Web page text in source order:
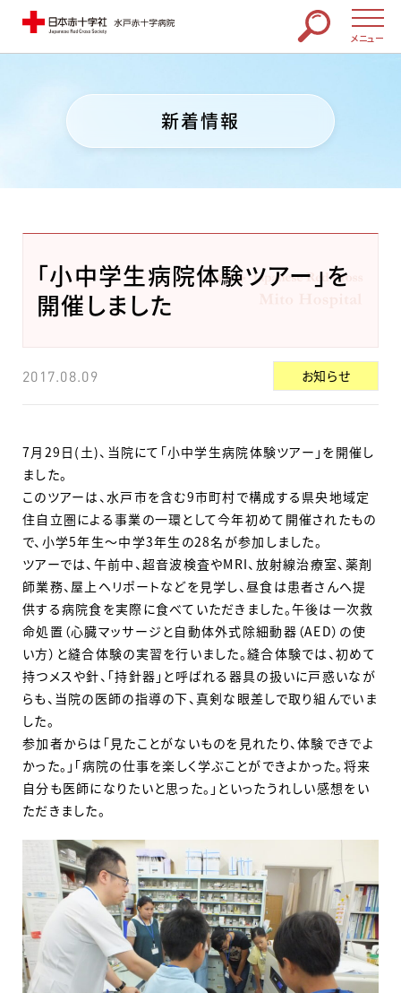
メニュー
新着情報
「小中学生病院体験ツアー」を
開催しました
2017.08.09 お知らせ
7月29日(土)、当院にて「小中学生病院体験ツアー」を開催し
ました。
このツアーは、水戸市を含む9市町村で構成する県央地域定
住自立圏による事業の一環として今年初めて開催されたもの
で、小学5年生～中学3年生の28名が参加しました。
ツアーでは、午前中、超音波検査やMRI、放射線治療室、薬剤
師業務、屋上ヘリポートなどを見学し、昼食は患者さんへ提
供する病院食を実際に食べていただきました。午後は一次救
命処置（心臓マッサージと自動体外式除細動器（AED）の使
い方）と縫合体験の実習を行いました。縫合体験では、初めて
持つメスや針、「持針器」と呼ばれる器具の扱いに戸惑いなが
らも、当院の医師の指導の下、真剣な眼差しで取り組んでいま
した。
参加者からは「見たことがないものを見れたり、体験できでよ
かった。」「病院の仕事を楽しく学ぶことができよかった。将来
自分も医師になりたいと思った。」といったうれしい感想をい
ただきました。